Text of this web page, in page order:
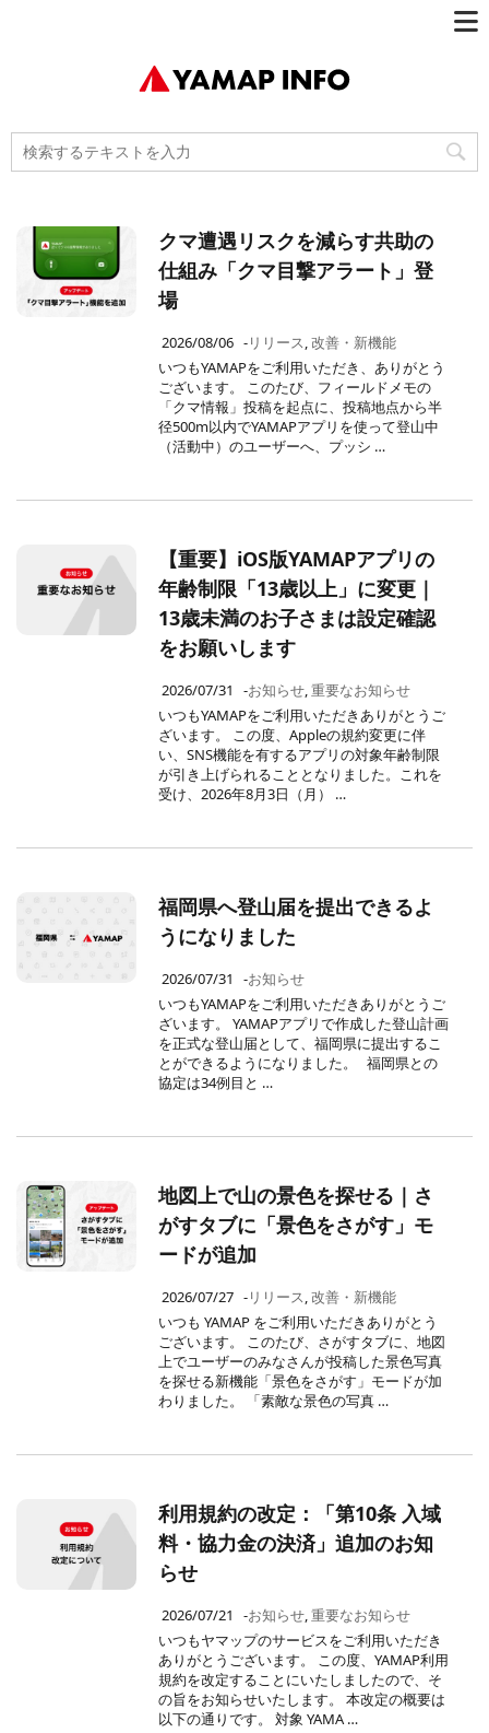
クマ遭遇リスクを減らす共助の
仕組み「クマ目撃アラート」登
場
2026/08/06 -リリース,改善・新機能
いつもYAMAPをご利用いただき、ありがとう
ございます。 このたび、フィールドメモの
「クマ情報」投稿を起点に、投稿地点から半
径500m以内でYAMAPアプリを使って登山中
（活動中）のユーザーへ、プッシ …
【重要】iOS版YAMAPアプリの
年齢制限「13歳以上」に変更｜
13歳未満のお子さまは設定確認
をお願いします
2026/07/31 -お知らせ,重要なお知らせ
いつもYAMAPをご利用いただきありがとうご
ざいます。 この度、Appleの規約変更に伴
い、SNS機能を有するアプリの対象年齢制限
が引き上げられることとなりました。これを
受け、2026年8月3日（月） …
福岡県へ登山届を提出できるよ
うになりました
2026/07/31 -お知らせ
いつもYAMAPをご利用いただきありがとうご
ざいます。 YAMAPアプリで作成した登山計画
を正式な登山届として、福岡県に提出するこ
とができるようになりました。 福岡県との
協定は34例目と …
地図上で山の景色を探せる｜さ
がすタブに「景色をさがす」モ
ードが追加
2026/07/27 -リリース,改善・新機能
いつも YAMAP をご利用いただきありがとう
ございます。 このたび、さがすタブに、地図
上でユーザーのみなさんが投稿した景色写真
を探せる新機能「景色をさがす」モードが加
わりました。 「素敵な景色の写真 …
利用規約の改定：「第10条 入域
料・協力金の決済」追加のお知
らせ
2026/07/21 -お知らせ,重要なお知らせ
いつもヤマップのサービスをご利用いただき
ありがとうございます。 この度、YAMAP利用
規約を改定することにいたしましたので、そ
の旨をお知らせいたします。 本改定の概要は
以下の通りです。 対象 YAMA …